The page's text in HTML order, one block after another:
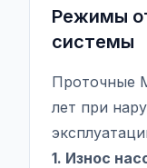
Режимы
системы
Проточные
лет при
1. Износ